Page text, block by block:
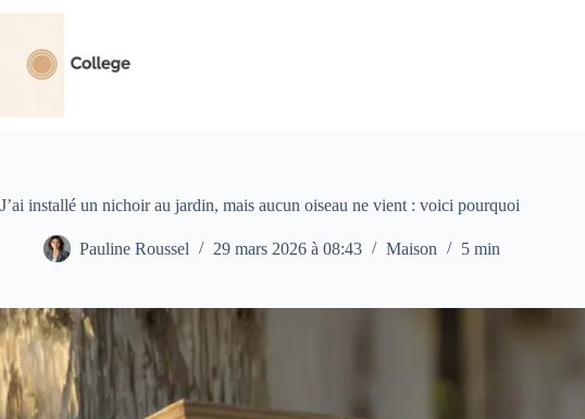
contenu
J’ai installé un nichoir au jardin, mais aucun oiseau ne vient : voici pourquoi
Pauline Roussel 29 mars 2026 à 08:43 Maison 5 min